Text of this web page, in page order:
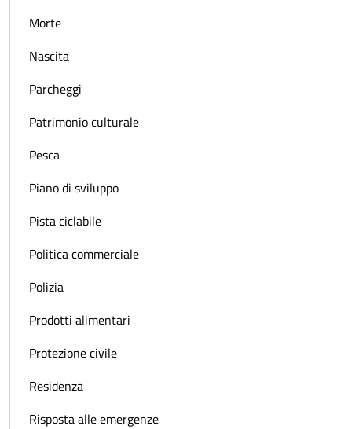
Morte
Nascita
Parcheggi
Patrimonio culturale
Pesca
Piano di sviluppo
Pista ciclabile
Politica commerciale
Polizia
Prodotti alimentari
Protezione civile
Residenza
Risposta alle emergenze